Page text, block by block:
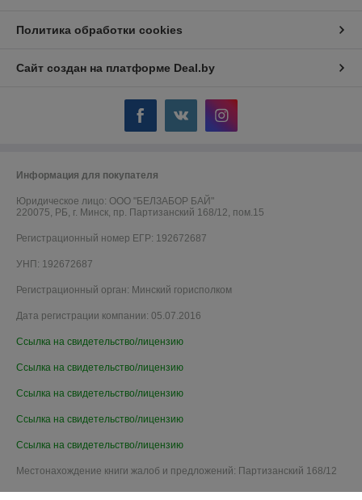
Политика обработки cookies
Сайт создан на платформе Deal.by
Информация для покупателя
Юридическое лицо: ООО "БЕЛЗАБОР БАЙ"
220075, РБ, г. Минск, пр. Партизанский 168/12, пом.15
Регистрационный номер ЕГР: 192672687
УНП: 192672687
Регистрационный орган: Минский горисполком
Дата регистрации компании: 05.07.2016
Ссылка на свидетельство/лицензию
Ссылка на свидетельство/лицензию
Ссылка на свидетельство/лицензию
Ссылка на свидетельство/лицензию
Ссылка на свидетельство/лицензию
Местонахождение книги жалоб и предложений: Партизанский 168/12